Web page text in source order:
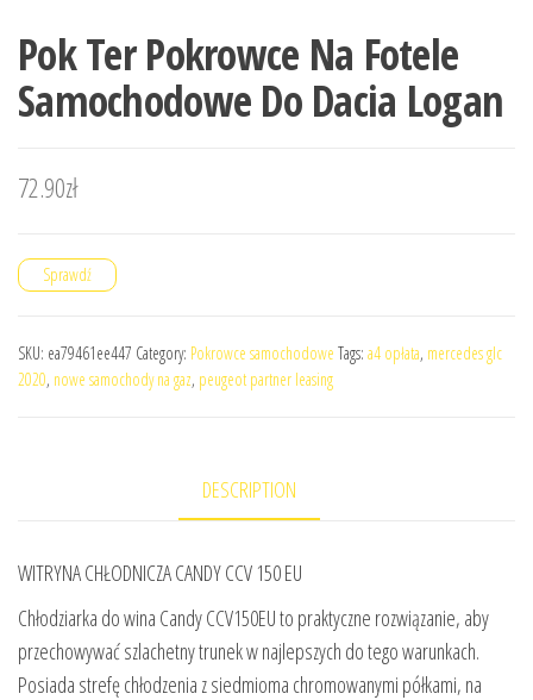
Pok Ter Pokrowce Na Fotele
Samochodowe Do Dacia Logan
72.90zł
Sprawdź
SKU: ea79461ee447 Category: Pokrowce samochodowe Tags: a4 opłata, mercedes glc
2020, nowe samochody na gaz, peugeot partner leasing
DESCRIPTION
WITRYNA CHŁODNICZA CANDY CCV 150 EU
Chłodziarka do wina Candy CCV150EU to praktyczne rozwiązanie, aby
przechowywać szlachetny trunek w najlepszych do tego warunkach.
Posiada strefę chłodzenia z siedmioma chromowanymi półkami, na